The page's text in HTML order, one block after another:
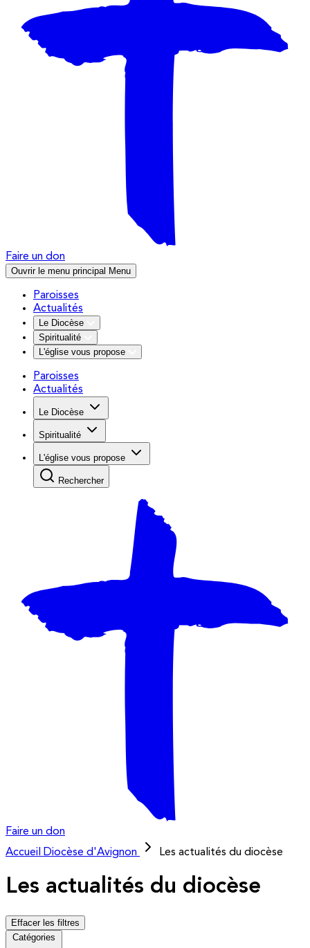
Faire un don
Ouvrir le menu principal Menu
Paroisses
Actualités
Le Diocèse
Spiritualité
L'église vous propose
Paroisses
Actualités
Le Diocèse
Spiritualité
L'église vous propose
Rechercher
Faire un don
Accueil
Diocèse d'Avignon Les actualités du diocèse
Les actualités du diocèse
Effacer les filtres
Catégories